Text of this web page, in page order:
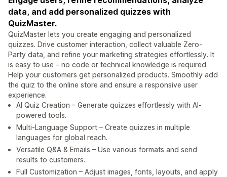
data, and add personalized quizzes with
QuizMaster.
QuizMaster lets you create engaging and personalized
quizzes. Drive customer interaction, collect valuable Zero-
Party data, and refine your marketing strategies effortlessly. It
is easy to use – no code or technical knowledge is required.
Help your customers get personalized products. Smoothly add
the quiz to the online store and ensure a responsive user
experience.
AI Quiz Creation – Generate quizzes effortlessly with AI-
powered tools.
Multi-Language Support – Create quizzes in multiple
languages for global reach.
Versatile Q&A & Emails – Use various formats and send
results to customers.
Full Customization – Adjust images, fonts, layouts, and apply